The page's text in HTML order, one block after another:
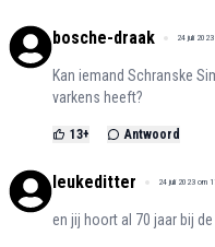
bosche-draak 24 juli
Kan iemand Schranske
varkens heeft?
13+ Antwoord
leukeditter 24 juli 2023 om
en jij hoort al 70 jaar bij